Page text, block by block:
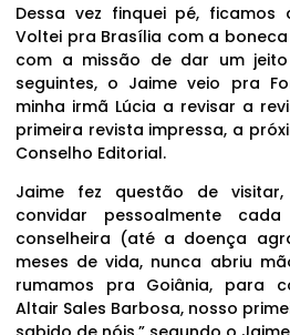
Dessa vez finquei pé,
Voltei pra Brasília com a
com a missão de dar um
seguintes, o Jaime veio pra
minha irmã Lúcia a revisar a
primeira revista impressa, a
Conselho Editorial.
Jaime fez questão de
convidar pessoalmente
conselheira (até a doença
meses de vida, nunca abriu
rumamos pra Goiânia, para
Altair Sales Barbosa, nosso